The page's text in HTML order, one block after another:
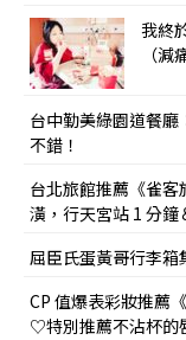
我終
（
台中勤美綠園道餐
不錯！
台北旅館推薦《雀
潢，行天宮站 1 分鐘
屈臣氏蛋黃哥行李箱
CP 值爆表彩妝推薦
♡特別推薦不沾杯的